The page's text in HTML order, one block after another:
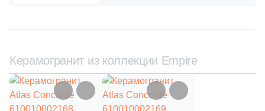
4.8x100 (13)
4.8x120 (15 )
Керамогранит из коллекции Empire